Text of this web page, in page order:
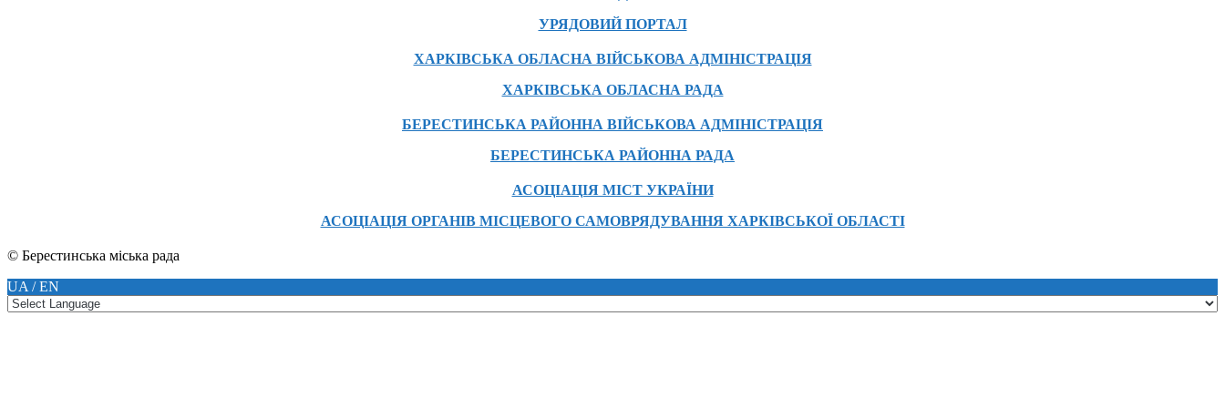
УРЯДОВИЙ ПОРТАЛ
ХАРКІВСЬКА ОБЛАСНА ВІЙСЬКОВА АДМІНІСТРАЦІЯ
ХАРКІВСЬКА ОБЛАСНА РАДА
БЕРЕСТИНСЬКА РАЙОННА ВІЙСЬКОВА АДМІНІСТРАЦІЯ
БЕРЕСТИНСЬКА РАЙОННА РАДА
АСОЦІАЦІЯ МІСТ УКРАЇНИ
АСОЦІАЦІЯ ОРГАНІВ МІСЦЕВОГО САМОВРЯДУВАННЯ ХАРКІВСЬКОЇ ОБЛАСТІ
© Берестинська міська рада
UA / EN